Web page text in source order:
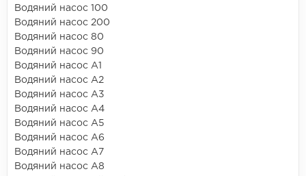
Водяний насос 100
Водяний насос 200
Водяний насос 80
Водяний насос 90
Водяний насос A1
Водяний насос A2
Водяний насос A3
Водяний насос A4
Водяний насос A5
Водяний насос A6
Водяний насос A7
Водяний насос A8